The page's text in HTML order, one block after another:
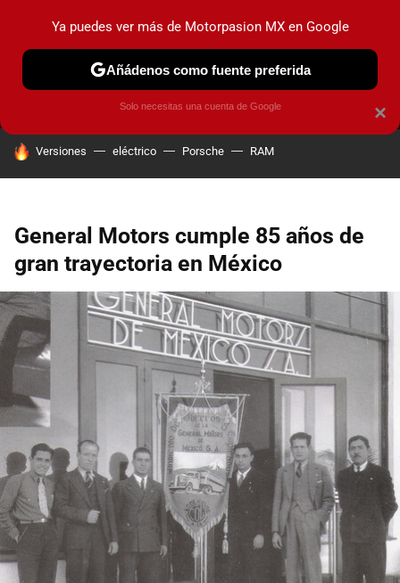
MENÚ NUEVO
INDUSTRIA HOY NO CIRCULA
HOY SE HABLA DE
Versiones eléctrico Porsche RAM
General Motors cumple 85 años de
gran trayectoria en México
×
Ya puedes ver más de Motorpasion MX en Google
Añádenos como fuente preferida
Solo necesitas una cuenta de Google